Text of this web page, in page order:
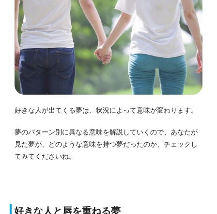
好きな人が出てくる夢は、状況によって意味が変わります。
夢のパターン別に異なる意味を解説していくので、あなたが
見た夢が、どのような意味を持つ夢だったのか、チェックし
てみてくださいね。
好きな人と唇を重ねる夢